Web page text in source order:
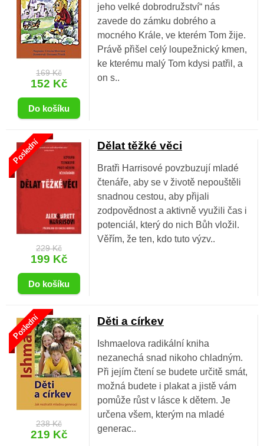
169 Kč
152 Kč
jeho velké dobrodružství“ nás
zavede do zámku dobrého a
mocného Krále, ve kterém Tom žije.
Právě přišel celý loupežnický kmen,
ke kterému malý Tom kdysi patřil, a
on s..
Poslední
229 Kč
199 Kč
Dělat těžké věci
Bratři Harrisové povzbuzují mladé
čtenáře, aby se v životě nepouštěli
snadnou cestou, aby přijali
zodpovědnost a aktivně využili čas i
potenciál, který do nich Bůh vložil.
Věřím, že ten, kdo tuto výzv..
Poslední
238 Kč
219 Kč
Děti a církev
Ishmaelova radikální kniha
nezanechá snad nikoho chladným.
Při jejím čtení se budete určitě smát,
možná budete i plakat a jistě vám
pomůže růst v lásce k dětem. Je
určena všem, kterým na mladé
generac..